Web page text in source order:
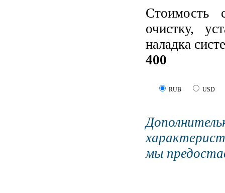
Стоимость
очистку,
наладка
400
RUB USD
мы